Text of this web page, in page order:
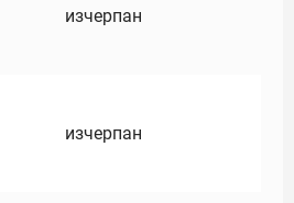
изчерпан
изчерпан